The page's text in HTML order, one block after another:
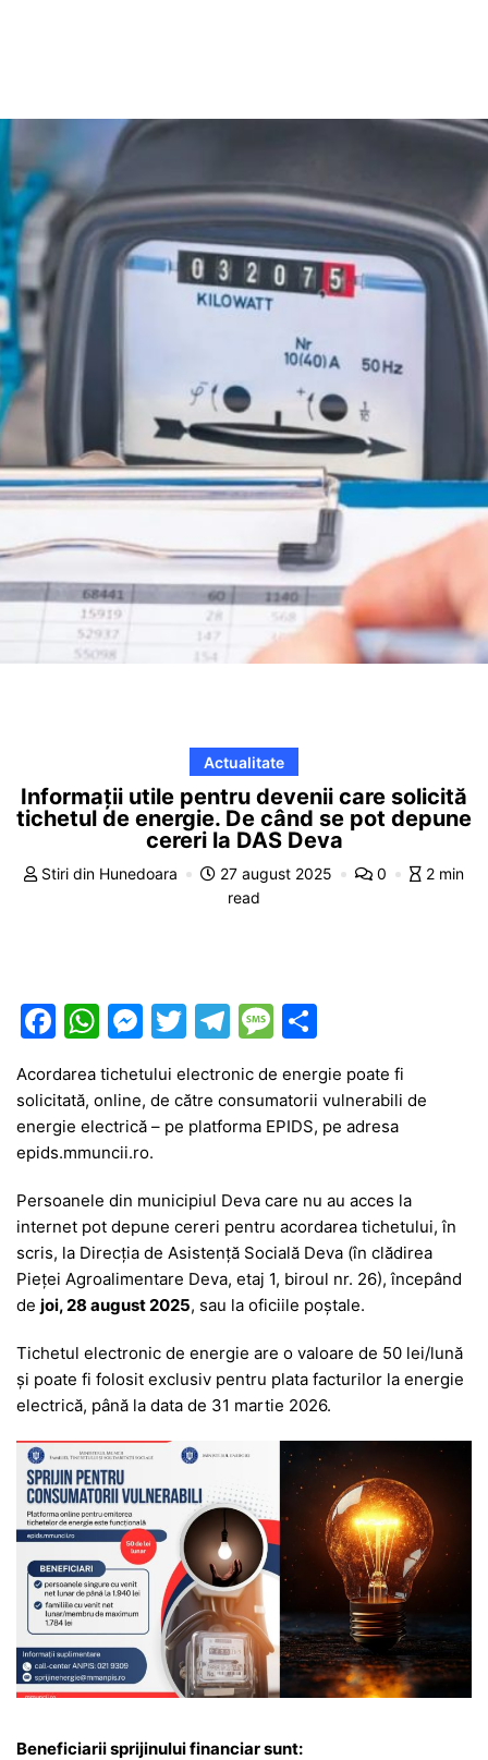
Actualitate
Informaţii utile pentru devenii care solicită
tichetul de energie. De când se pot depune
cereri la DAS Deva
Stiri din Hunedoara 27 august 2025 0
2 min
read
F
c
e
b
o
o
k
W
h
at
s
A
p
p
M
s
s
e
n
g
er
T
itt
er
T
el
e
gr
m
M
s
s
g
e
ar
ta
je
z
ă
Acordarea tichetului electronic de energie poate fi
solicitată, online, de către consumatorii vulnerabili de
energie electrică – pe platforma EPIDS, pe adresa
epids.mmuncii.ro.
Persoanele din municipiul Deva care nu au acces la
internet pot depune cereri pentru acordarea tichetului, în
scris, la Direcţia de Asistenţă Socială Deva (în clădirea
Pieţei Agroalimentare Deva, etaj 1, biroul nr. 26), începând
de joi, 28 august 2025, sau la oficiile poştale.
Tichetul electronic de energie are o valoare de 50 lei/lună
şi poate fi folosit exclusiv pentru plata facturilor la energie
electrică, până la data de 31 martie 2026.
Beneficiarii sprijinului financiar sunt: